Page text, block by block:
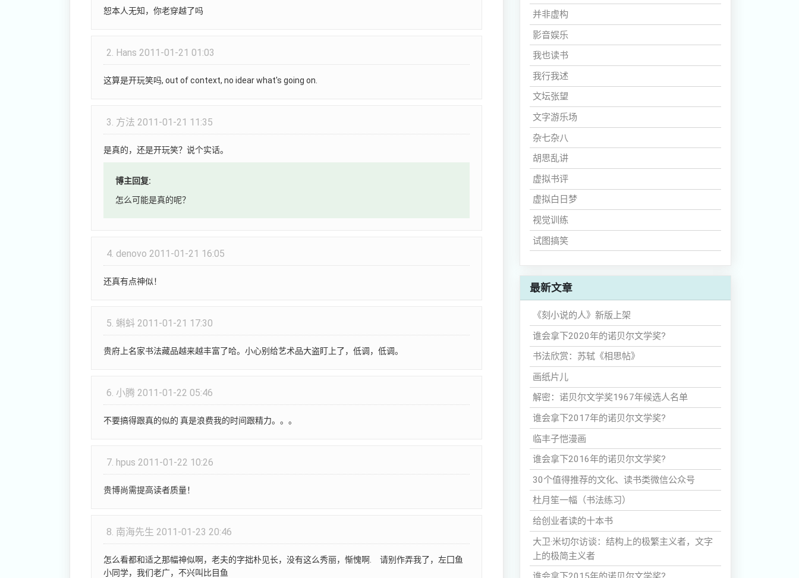
恕本人无知，你老穿越了吗
2. Hans 2011-01-21 01:03
这算是开玩笑吗, out of context, no idear what's going on.
3. 方法 2011-01-21 11:35
是真的，还是开玩笑？说个实话。
博主回复:
怎么可能是真的呢？
4. denovo 2011-01-21 16:05
还真有点神似！
5. 蝌蚪 2011-01-21 17:30
贵府上名家书法藏品越来越丰富了哈。小心别给艺术品大盗盯上了，低调，低调。
6. 小腾 2011-01-22 05:46
不要搞得跟真的似的 真是浪费我的时间跟精力。。。
7. hpus 2011-01-22 10:26
贵博尚需提高读者质量！
8. 南海先生 2011-01-23 20:46
怎么看都和适之那幅神似啊，老夫的字拙朴见长，没有这么秀丽，惭愧啊. 请别作弄我了，左囗鱼
小同学，我们老广，不兴叫比目鱼
并非虚构
影音娱乐
我也读书
我行我述
文坛张望
文字游乐场
杂七杂八
胡思乱讲
虚拟书评
虚拟白日梦
视觉训练
试图搞笑
最新文章
《刻小说的人》新版上架
谁会拿下2020年的诺贝尔文学奖?
书法欣赏：苏轼《相思帖》
画纸片儿
解密：诺贝尔文学奖1967年候选人名单
谁会拿下2017年的诺贝尔文学奖?
临丰子恺漫画
谁会拿下2016年的诺贝尔文学奖?
30个值得推荐的文化、读书类微信公众号
杜月笙一幅（书法练习）
给创业者读的十本书
大卫·米切尔访谈：结构上的极繁主义者，文字
上的极简主义者